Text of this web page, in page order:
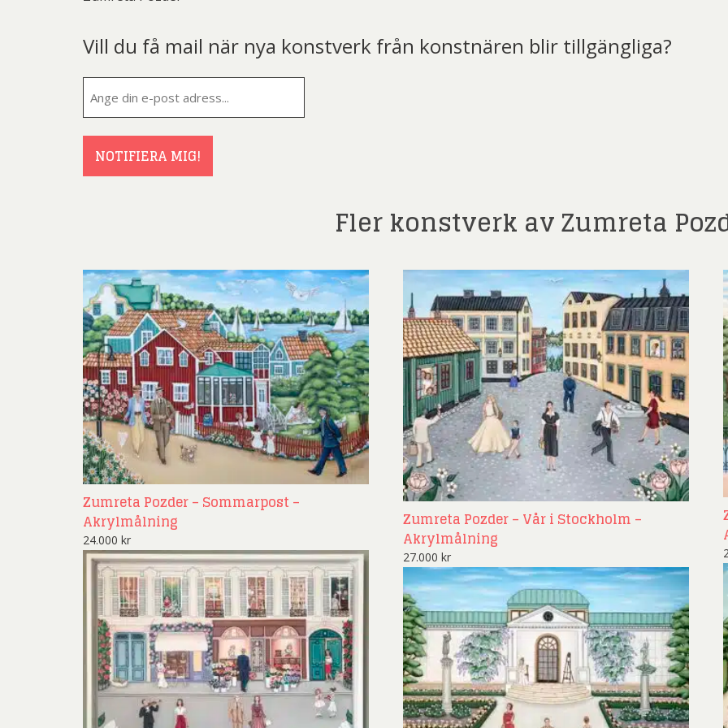
Vill du få mail när nya konstverk från konstnären blir tillgängliga?
NOTIFIERA MIG!
Fler konstverk av Zumreta
Zumreta Pozder – Sommarpost –
Akrylmålning
24.000 kr
Zumreta Pozder – Vår i Stockholm –
Akrylmålning
27.000 kr